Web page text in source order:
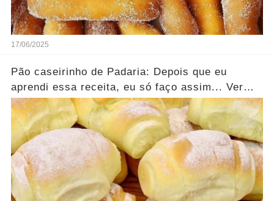
17/06/2025
Pão caseirinho de Padaria: Depois que eu
aprendi essa receita, eu só faço assim... Ver
mais